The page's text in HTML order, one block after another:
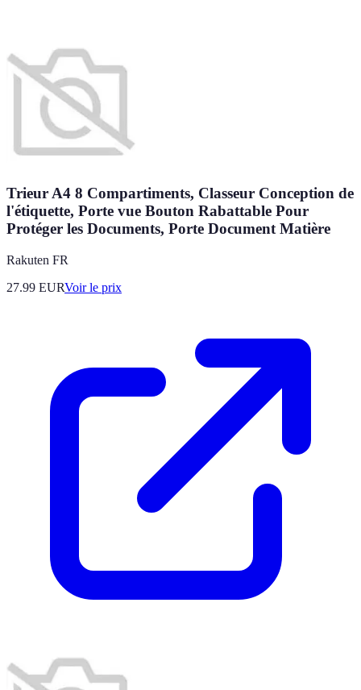
Trieur A4 8 Compartiments, Classeur Conception de
l'étiquette, Porte vue Bouton Rabattable Pour
Protéger les Documents, Porte Document Matière
Rakuten FR
27.99 EURVoir le prix